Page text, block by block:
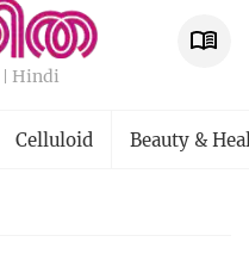
Hindi
Celluloid Beauty &